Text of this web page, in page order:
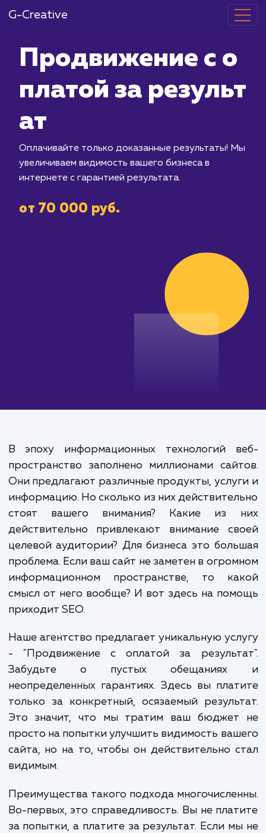
G-Creative
платой за
ат
Оплачивайте только доказанные
от 70 000 руб.
В эпоху информационных технологий
пространство заполнено миллионами
Они предлагают различные продукты,
информацию. Но сколько из них
стоят вашего внимания? Какие из
действительно привлекают внимание
целевой аудитории? Для бизнеса это
информационном пространстве, то
смысл от него вообще? И вот здесь на
приходит SEO.
Наше агентство предлагает уникальную
- "Продвижение с оплатой за
Забудьте о пустых
неопределенных гарантиях. Здесь вы
Это значит, что мы тратим ваш
просто на попытки улучшить видимость